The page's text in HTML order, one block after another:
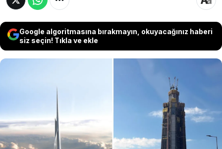
Google algoritmasına bırakmayın, okuyacağınız haberi
siz seçin! Tıkla ve ekle
Suudi Arabistan'da inşa edilen ve 1008 metre
yüksekliğiyle dünyanın en yüksek binası olması
planlanan Jeddah Tower projesinde, verilen uzun
aranın ardından çalışmalar yeniden başladı. 100.
katı tamamlanan ve 2028 yılında bitirilmesi
hedeflenen dev yapının, mevcut rekorun sahibi